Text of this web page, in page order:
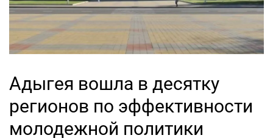
Адыгея вошла в десятку
регионов по эффективности
молодежной политики